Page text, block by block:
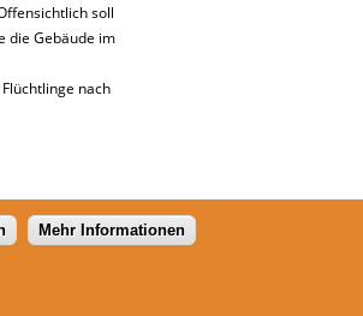
soll
die Gebäude im
nach
Mehr Informationen